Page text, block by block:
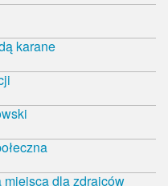
karane
dla zdrajców